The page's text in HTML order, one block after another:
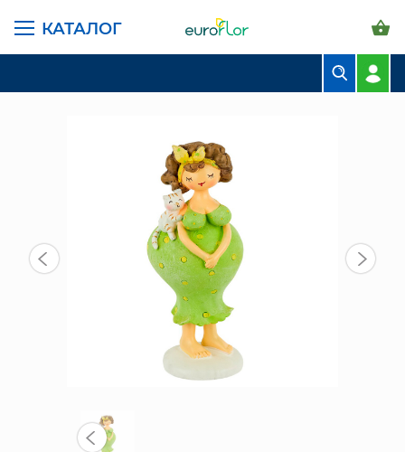
КАТАЛОГ
ЦВЕТЫ В ПАЧКАХ
СВАДЕБНАЯ ФЛОРИСТИКА
КОМНАТНЫЕ РАСТЕНИЯ
ГОРШКИ И КАШПО
ГРУНТЫ И УДОБРЕНИЯ
ПРЕДМЕТЫ ИНТЕРЬЕРА
ГЛАВНАЯ СТРАНИЦА КАТАЛОГ
ПРЕДМЕТЫ ИНТЕРЬЕРА